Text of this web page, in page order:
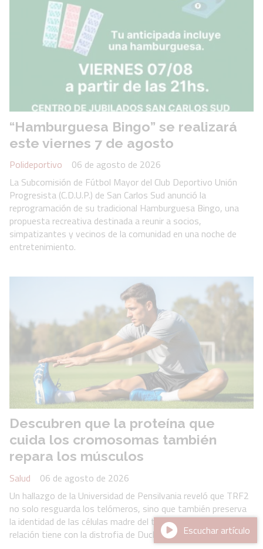
“Hamburguesa Bingo” se realizará
este viernes 7 de agosto
Polideportivo
06 de agosto de 2026
La Subcomisión de Fútbol Mayor del Club Deportivo Unión
Progresista (C.D.U.P.) de San Carlos Sud anunció la
reprogramación de su tradicional Hamburguesa Bingo, una
propuesta recreativa destinada a reunir a socios,
simpatizantes y vecinos de la comunidad en una noche de
entretenimiento.
Descubren que la proteína que
cuida los cromosomas también
repara los músculos
Salud
06 de agosto de 2026
Un hallazgo de la Universidad de Pensilvania reveló que TRF2
no solo resguarda los telómeros, sino que también preserva
la identidad de las células madre del tejido muscular. Qué
relación tiene con la distrofia de Duchenne y el cáncer.
Escuchar artículo